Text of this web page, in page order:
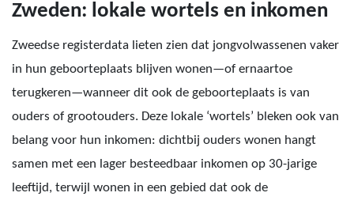
Zweden: lokale wortels en inkomen
Zweedse registerdata lieten zien dat jongvolwassenen vaker
in hun geboorteplaats blijven wonen—of ernaartoe
terugkeren—wanneer dit ook de geboorteplaats is van
ouders of grootouders. Deze lokale ‘wortels’ bleken ook van
belang voor hun inkomen: dichtbij ouders wonen hangt
samen met een lager besteedbaar inkomen op 30-jarige
leeftijd, terwijl wonen in een gebied dat ook de